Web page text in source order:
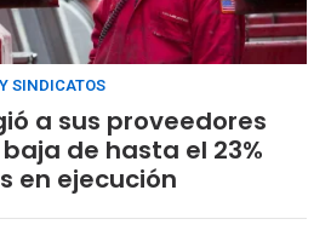
SINDICATOS
a sus proveedores
de hasta el 23%
en ejecución